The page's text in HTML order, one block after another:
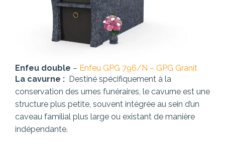
Enfeu double – Enfeu GPG 796/N – GPG Granit
La cavurne : Destiné spécifiquement à la
conservation des urnes funéraires, le cavurne est une
structure plus petite, souvent intégrée au sein d’un
caveau familial plus large ou existant de manière
indépendante.